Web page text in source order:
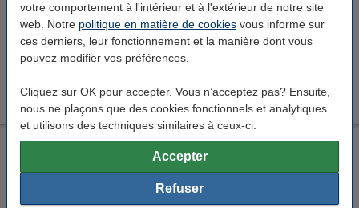
votre comportement à l'intérieur et à l'extérieur de notre site
web. Notre politique en matière de cookies vous informe sur
ces derniers, leur fonctionnement et la manière dont vous
pouvez modifier vos préférences.
Cliquez sur OK pour accepter. Vous n’acceptez pas? Ensuite,
nous ne plaçons que des cookies fonctionnels et analytiques
et utilisons des techniques similaires à ceux-ci.
Accepter
Refuser
1
Voir les spécifications et la description
En stock
Livré demain
41,50 € Commander
Kensington 15,6 pouces 16:9 filtre de confidentialité pour
Kensington noir